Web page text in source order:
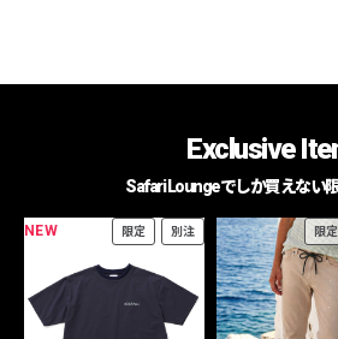
Exclusive
Safari Loungeでしか買えない
NEW 限定 別注 限定